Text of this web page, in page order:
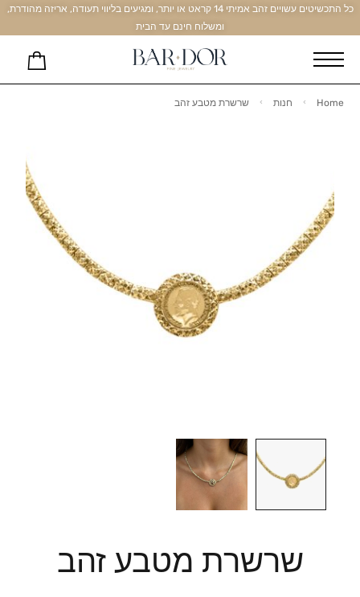
כל התכשיטים עשויים זהב אמיתי 14 קראט או יותר, ומגיעים בליווי תעודה, אריזה מהודרת,
ומשלוח חינם עד הבית
Home חנות שרשרת מטבע זהב
שרשרת מטבע זהב